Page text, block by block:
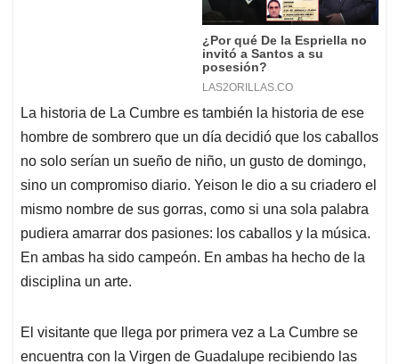
La historia de La Cumbre es también la historia de ese
hombre de sombrero que un día decidió que los caballos
no solo serían un sueño de niño, un gusto de domingo,
sino un compromiso diario. Yeison le dio a su criadero el
mismo nombre de sus gorras, como si una sola palabra
pudiera amarrar dos pasiones: los caballos y la música.
En ambas ha sido campeón. En ambas ha hecho de la
disciplina un arte.
El visitante que llega por primera vez a La Cumbre se
encuentra con la Virgen de Guadalupe recibiendo las